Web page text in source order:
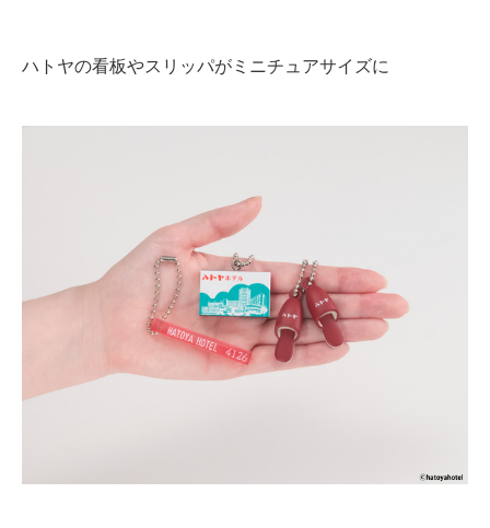
エレクトロニクス専門サイト
エネルギーの専門メディア
建設×テクノロジーの最前線
ちょっと気になるネットの話題
ハトヤの看板やスリッパがミニチュアサイズに